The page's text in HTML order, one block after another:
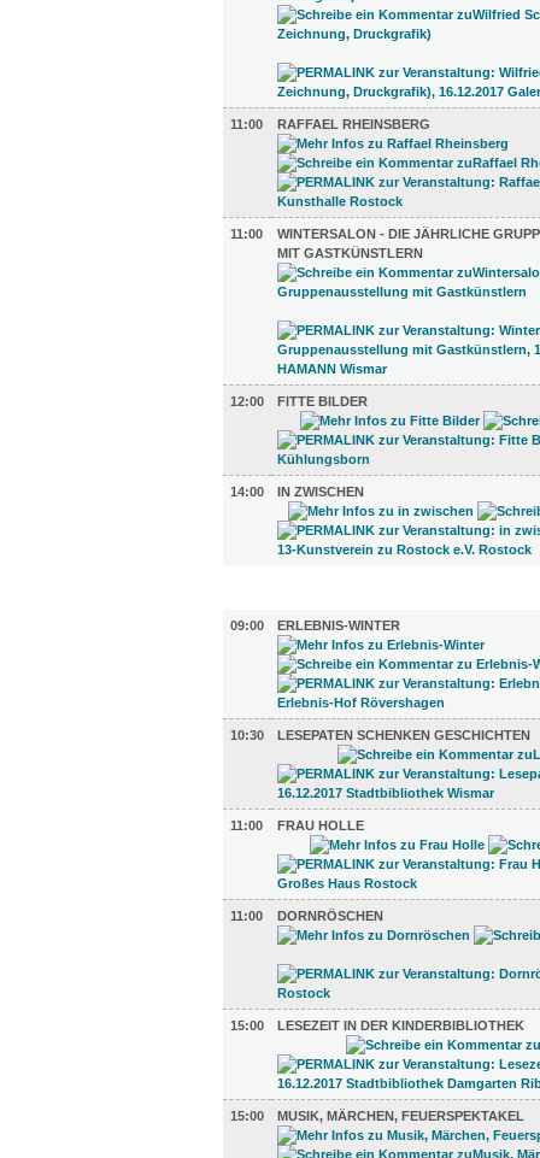
11:00 RAFFAEL RHEINSBERG
11:00
WINTERSALON - DIE JÄHRLICHE
MIT GASTKÜNSTLERN
12:00 FITTE BILDER
14:00 IN ZWISCHEN
09:00
ERLEBNIS-WINTER
10:30 LESEPATEN SCHENKEN GESCHICHTEN
11:00 FRAU HOLLE
11:00 DORNRÖSCHEN
15:00 LESEZEIT IN DER KINDERBIBLIOTHEK
15:00 MUSIK, MÄRCHEN, FEUERSPEKTAKEL